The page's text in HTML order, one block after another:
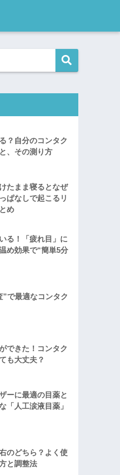
？自分のコンタク
、その測り方
たまま寝るとなぜ
ぱなしで起こるリ
め
る！「疲れ目」に
め効果で“簡単5分
”で最適なコンタク
できた！コンタク
も大丈夫？
ーに最適の目薬と
「人工涙液目薬」
のどちら？よく使
と調整法